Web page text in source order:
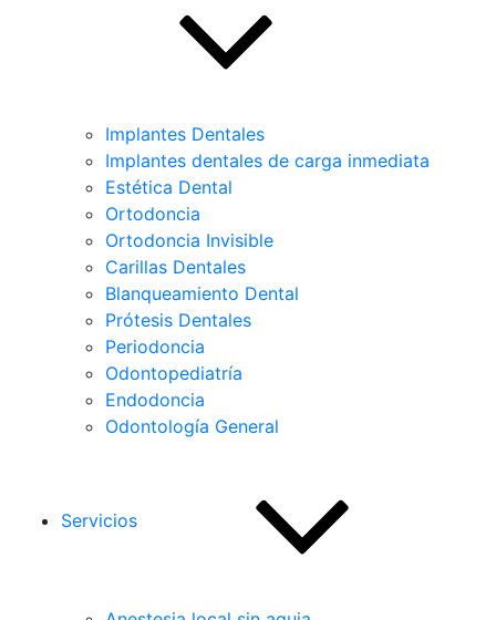
Implantes Dentales
Implantes dentales de carga inmediata
Estética Dental
Ortodoncia
Ortodoncia Invisible
Carillas Dentales
Blanqueamiento Dental
Prótesis Dentales
Periodoncia
Odontopediatría
Endodoncia
Odontología General
Servicios